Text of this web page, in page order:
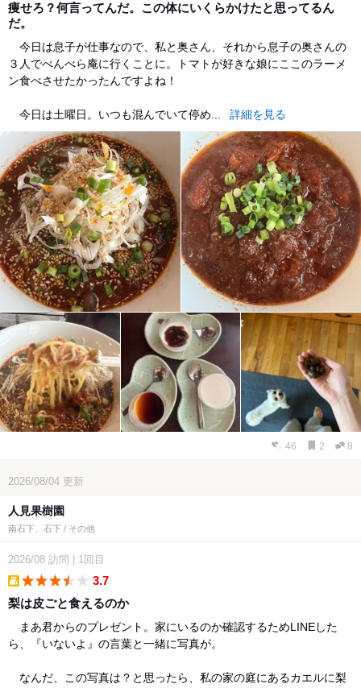
痩せろ？何言ってんだ。この体にいくらかけたと思ってるん
だ。
今日は息子が仕事なので、私と奥さん、それから息子の奥さんの
３人でべんべら庵に行くことに。トマトが好きな娘にここのラーメ
ン食べさせたかったんですよね！
今日は土曜日。いつも混んでいて停め... 詳細を見る
46 2 8
2026/08/04 更新
人見果樹園
南石下、石下 / その他
2026/08 訪問 1回目
3.7
梨は皮ごと食えるのか
まあ君からのプレゼント。家にいるのか確認するためLINEした
ら、『いないよ』の言葉と一緒に写真が。
なんだ、この写真は？と思ったら、私の家の庭にあるカエルに梨